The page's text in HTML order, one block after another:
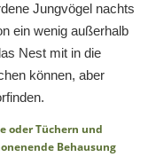
Jungvögel nachts
ein wenig außerhalb
Nest mit in die
können, aber